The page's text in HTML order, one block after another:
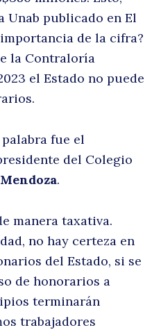
Unab publicado en El
de la cifra?
la Contraloría
el Estado no puede
fue el
del Colegio
.
manera taxativa.
no hay certeza en
del Estado, si se
de honorarios a
terminarán
trabajadores